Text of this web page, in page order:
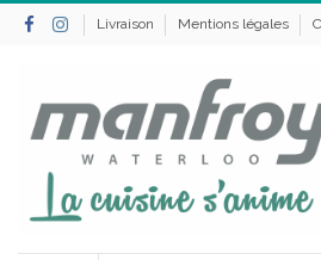
Livraison Mentions légales